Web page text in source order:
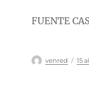
FUENTE
Autor
venred 15